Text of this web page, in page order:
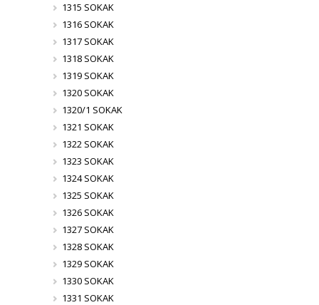
1315 SOKAK
1316 SOKAK
1317 SOKAK
1318 SOKAK
1319 SOKAK
1320 SOKAK
1320/1 SOKAK
1321 SOKAK
1322 SOKAK
1323 SOKAK
1324 SOKAK
1325 SOKAK
1326 SOKAK
1327 SOKAK
1328 SOKAK
1329 SOKAK
1330 SOKAK
1331 SOKAK